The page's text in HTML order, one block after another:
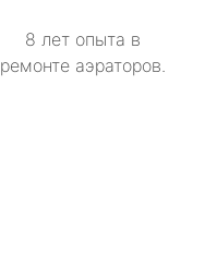
8 лет опыта в
ремонте аэраторов.